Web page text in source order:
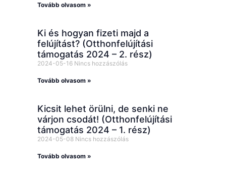
Tovább olvasom »
Ki és hogyan fizeti majd a
felújítást? (Otthonfelújítási
támogatás 2024 – 2. rész)
2024-05-16 Nincs hozzászólás
Tovább olvasom »
Kicsit lehet örülni, de senki ne
várjon csodát! (Otthonfelújítási
támogatás 2024 – 1. rész)
2024-05-08 Nincs hozzászólás
Tovább olvasom »